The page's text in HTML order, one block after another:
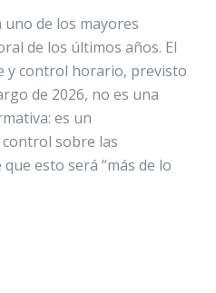
de los mayores
de los últimos años. El
y control horario, previsto
de 2026, no es una
es un
sobre las
esto será “más de lo